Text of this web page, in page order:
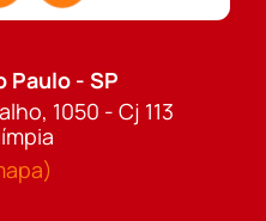
Paulo - SP
1050 - Cj 113